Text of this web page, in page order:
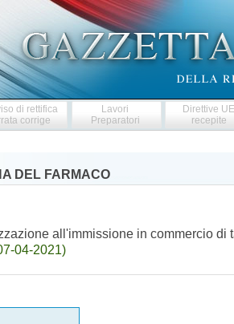
di rettifica
corrige
Lavori
Preparatori
Direttive
recepite
DEL FARMACO
all'immissione in commercio
04-2021)